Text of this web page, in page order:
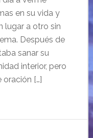
en su vida y
lugar a otro sin
Después de
sanar su
interior, pero
[…]